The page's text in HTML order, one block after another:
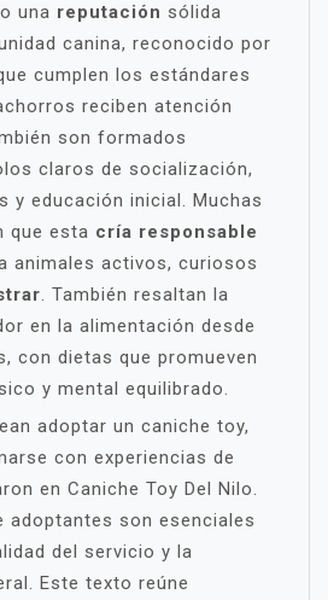
una reputación sólida
canina, reconocido por
cumplen los estándares
reciben atención
son formados
claros de socialización,
y educación inicial. Muchas
que esta cría responsable
animales activos, curiosos
. También resaltan la
en la alimentación desde
con dietas que promueven
y mental equilibrado.
adoptar un caniche toy,
con experiencias de
en Caniche Toy Del Nilo.
adoptantes son esenciales
del servicio y la
Este texto reúne